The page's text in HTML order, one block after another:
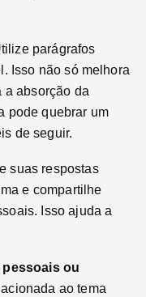
parágrafos
Isso não só melhora
a absorção da
pode quebrar um
de seguir.
suas respostas
e compartilhe
Isso ajuda a
ou
ao tema